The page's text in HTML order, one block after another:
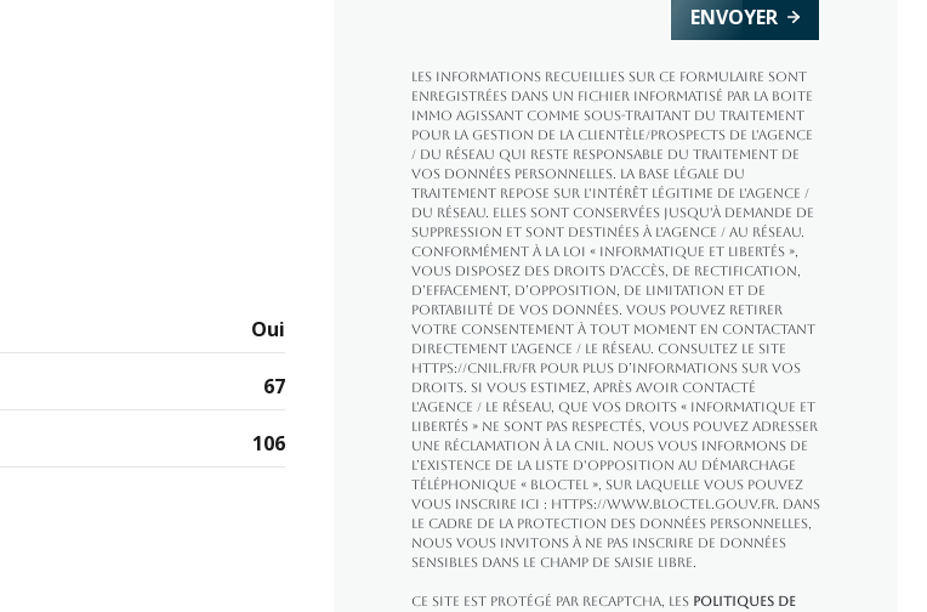
Oui
67
106
ENVOYER
Les informations recueillies sur ce formulaire sont
enregistrées dans un fichier informatisé par La Boite
Immo agissant comme Sous-traitant du traitement
pour la gestion de la clientèle/prospects de l'Agence
/ du Réseau qui reste Responsable du Traitement de
vos Données personnelles. La base légale du
traitement repose sur l'intérêt légitime de l'Agence /
du Réseau. Elles sont conservées jusqu'à demande de
suppression et sont destinées à l'Agence / au Réseau.
Conformément à la loi « informatique et libertés »,
vous disposez des droits d’accès, de rectification,
d’effacement, d’opposition, de limitation et de
portabilité de vos données. Vous pouvez retirer
votre consentement à tout moment en contactant
directement l’Agence / Le Réseau. Consultez le site
https://cnil.fr/frpour plus d’informations sur vos
droits. Si vous estimez, après avoir contacté
l'Agence / le Réseau, que vos droits « Informatique et
Libertés » ne sont pas respectés, vous pouvez adresser
une réclamation à la CNIL. Nous vous informons de
l’existence de la liste d'opposition au démarchage
téléphonique « Bloctel », sur laquelle vous pouvez
vous inscrire ici : https://www.bloctel.gouv.fr. Dans
le cadre de la protection des Données personnelles,
nous vous invitons à ne pas inscrire de Données
sensibles dans le champ de saisie libre.
Ce site est protégé par reCAPTCHA, les Politiques de